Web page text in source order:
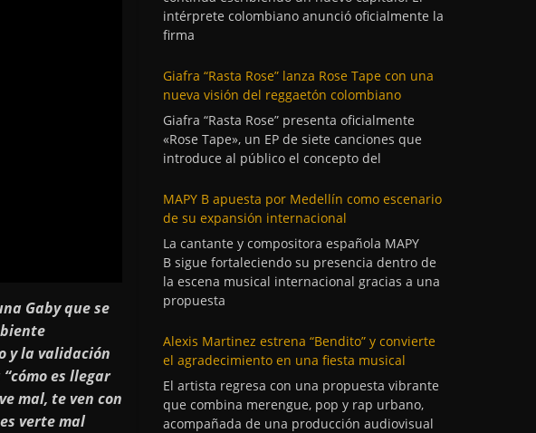
Gaby que se
y la validación
es llegar
mal, te ven con
verte mal
intérprete colombiano anunció oficialmente la
firma
Giafra “Rasta Rose” lanza Rose Tape con una
nueva visión del reggaetón colombiano
Giafra “Rasta Rose” presenta oficialmente
«Rose Tape», un EP de siete canciones que
introduce al público el concepto del
MAPY B apuesta por Medellín como escenario
de su expansión internacional
La cantante y compositora española MAPY
B sigue fortaleciendo su presencia dentro de
la escena musical internacional gracias a una
propuesta
Alexis Martinez estrena “Bendito” y convierte
el agradecimiento en una fiesta musical
El artista regresa con una propuesta vibrante
que combina merengue, pop y rap urbano,
acompañada de una producción audiovisual